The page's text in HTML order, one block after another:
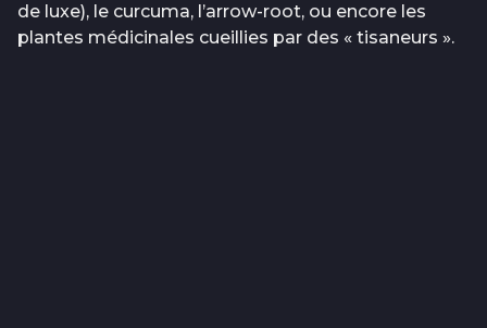
de luxe), le curcuma, l’arrow-root, ou encore les
plantes médicinales cueillies par des « tisaneurs ».